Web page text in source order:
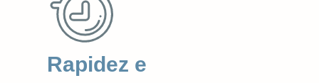
Rapidez e